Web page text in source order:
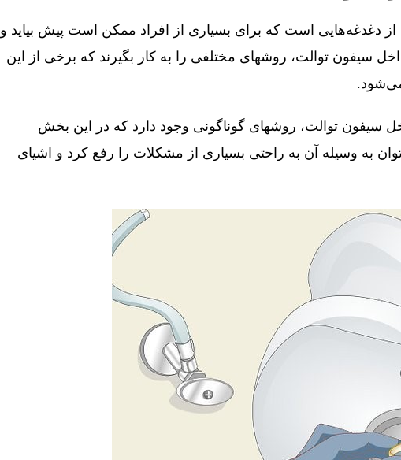
از دغدغه‌هایی است که برای بسیاری از افراد ممکن است پیش بیاید و
سیفون توالت، روشهای مختلفی را به کار بگیرند که برخی از این
سیفون توالت، روشهای گوناگونی وجود دارد که در این بخش
به وسیله آن به راحتی بسیاری از مشکلات را رفع کرد و اشیای